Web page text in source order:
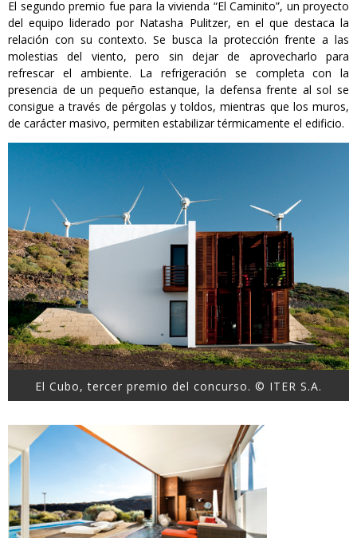
El segundo premio fue para la vivienda “El Caminito”, un proyecto
del equipo liderado por Natasha Pulitzer, en el que destaca la
relación con su contexto. Se busca la protección frente a las
molestias del viento, pero sin dejar de aprovecharlo para
refrescar el ambiente. La refrigeración se completa con la
presencia de un pequeño estanque, la defensa frente al sol se
consigue a través de pérgolas y toldos, mientras que los muros,
de carácter masivo, permiten estabilizar térmicamente el edificio.
El Cubo, tercer premio del concurso. © ITER S.A.